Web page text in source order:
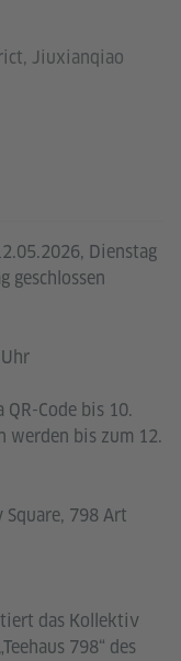
Dienstag
geschlossen
Code bis 10.
werden bis zum 12.
798 Art
das Kollektiv
798“ des
Jiuxianqiao